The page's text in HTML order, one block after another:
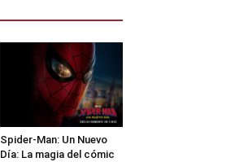
Spider-Man: Un Nuevo
Día: La magia del cómic